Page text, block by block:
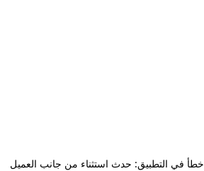
خطأ في التطبيق: حدث استثناء من جانب العميل